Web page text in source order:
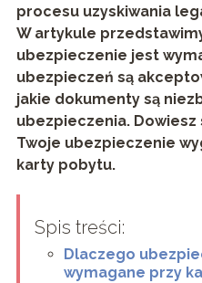
procesu uzyskiwania
W artykule
ubezpieczenie jest
ubezpieczeń są
jakie dokumenty są
ubezpieczenia.
Twoje ubezpieczenie
karty pobytu.
Spis treści:
Dlaczego
wymagane przy